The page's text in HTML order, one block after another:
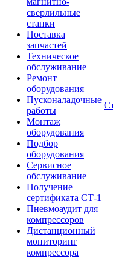
сверлильные
станки
Поставка
запчастей
Техническое
обслуживание
Ремонт
оборудования
Пусконаладочные
работы
Монтаж
оборудования
Подбор
оборудования
Сервисное
обслуживание
Получение
сертификата СТ-1
Пневмоаудит для
компрессоров
Дистанционный
мониторинг
компрессора